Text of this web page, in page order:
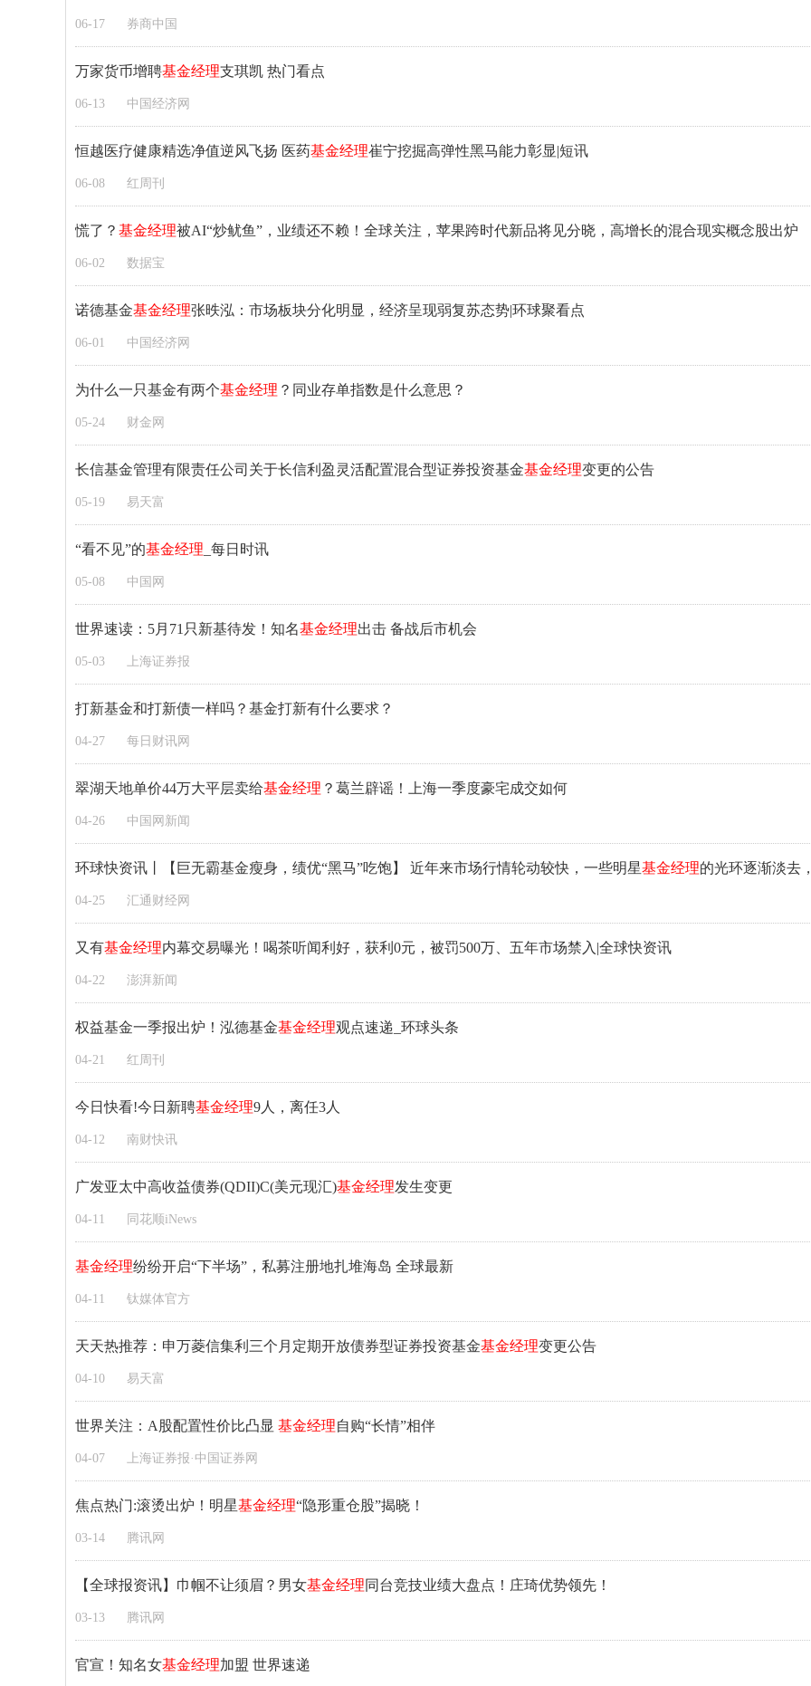
06-17 券商中国
万家货币增聘基金经理支琪凯 热门看点
06-13 中国经济网
恒越医疗健康精选净值逆风飞扬 医药基金经理崔宁挖掘高弹性黑马能力彰显|短讯
06-08 红周刊
慌了？ 基金经理被AI“炒鱿鱼”，业绩还不赖！全球关注，苹果跨时代新品将见分晓，高增长的混合现实概念股出炉
06-02 数据宝
诺德基金基金经理张昳泓：市场板块分化明显，经济呈现弱复苏态势|环球聚看点
06-01 中国经济网
为什么一只基金有两个基金经理 ？同业存单指数是什么意思？
05-24 财金网
长信基金管理有限责任公司关于长信利盈灵活配置混合型证券投资基金基金经理变更的公告
05-19 易天富
“看不见”的基金经理 _每日时讯
05-08 中国网
世界速读：5月71只新基待发！知名基金经理出击 备战后市机会
05-03 上海证券报
打新基金和打新债一样吗？基金打新有什么要求？
04-27 每日财讯网
翠湖天地单价44万大平层卖给基金经理 ？葛兰辟谣！上海一季度豪宅成交如何
04-26 中国网新闻
环球快资讯丨【巨无霸基金瘦身，绩优“黑马”吃饱】 近年来市场行情轮动较快，一些明星基金经理的光环逐渐淡去，管理规模有所缩减，旗下巨无霸基金持续“瘦身”。在
04-25 汇通财经网
又有基金经理内幕交易曝光！喝茶听闻利好，获利0元，被罚500万、五年市场禁入|全球快资讯
04-22 澎湃新闻
权益基金一季报出炉！泓德基金基金经理观点速递_环球头条
04-21 红周刊
今日快看!今日新聘基金经理9人，离任3人
04-12 南财快讯
广发亚太中高收益债券(QDII)C(美元现汇)基金经理发生变更
04-11 同花顺iNews
基金经理纷纷开启“下半场”，私募注册地扎堆海岛 全球最新
04-11 钛媒体官方
天天热推荐：申万菱信集利三个月定期开放债券型证券投资基金基金经理变更公告
04-10 易天富
世界关注：A股配置性价比凸显 基金经理自购“长情”相伴
04-07 上海证券报·中国证券网
焦点热门:滚烫出炉！明星基金经理“隐形重仓股”揭晓！
03-14 腾讯网
【全球报资讯】巾帼不让须眉？男女基金经理同台竞技业绩大盘点！庄琦优势领先！
03-13 腾讯网
官宣！知名女基金经理加盟 世界速递